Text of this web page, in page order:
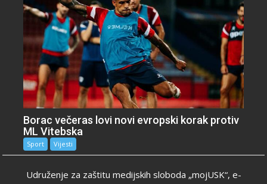
Borac večeras lovi novi evropski korak protiv
ML Vitebska
Sport Vijesti
Udruženje za zaštitu medijskih sloboda „mojUSK“, e-